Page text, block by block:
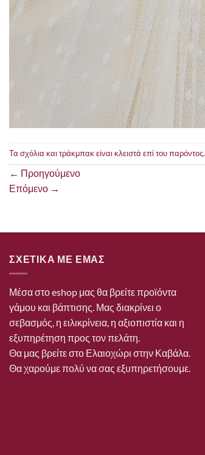
Τα σχόλια και τράκμπακ είναι κλειστά επί του παρόντος.
← Προηγούμενο
Επόμενο →
ΣΧΕΤΙΚΑ ΜΕ ΕΜΑΣ
Μέσα στο eshop μας θα βρείτε προϊόντα
γάμου και βάπτισης. Μας διακρίνει ο
σεβασμός, η ειλικρίνεια, η αξιοπιστία και η
εξυπηρέτηση προς τον πελάτη.
Θα μας βρείτε στο Ελαιοχώρι στην Καβάλα.
Θα χαρούμε πολύ να σας εξυπηρετήσουμε.